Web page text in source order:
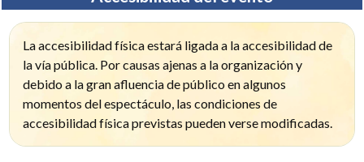
La accesibilidad física estará ligada a la accesibilidad de
la vía pública. Por causas ajenas a la organización y
debido a la gran afluencia de público en algunos
momentos del espectáculo, las condiciones de
accesibilidad física previstas pueden verse modificadas.